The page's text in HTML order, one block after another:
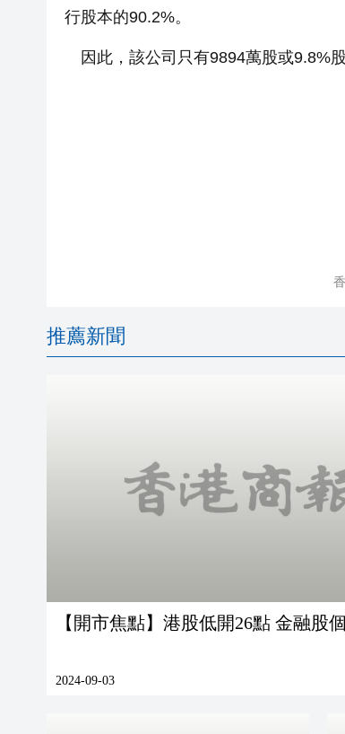
行股本的90.2%。
因此，該公司只有9894萬股或9.8%股
推薦新聞
【開市焦點】港股低開26點 金融股
2024-09-03